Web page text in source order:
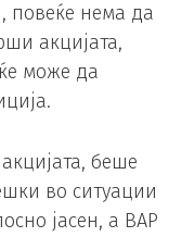
повеќе нема да
акцијата,
може да
беше
во ситуации
јасен, а ВАР